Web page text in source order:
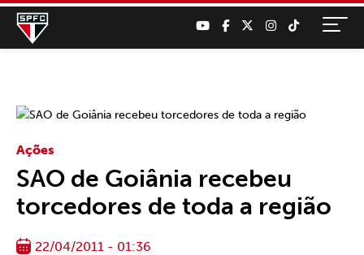
Ações
SAO de Goiânia recebeu
torcedores de toda a região
22/04/2011 - 01:36